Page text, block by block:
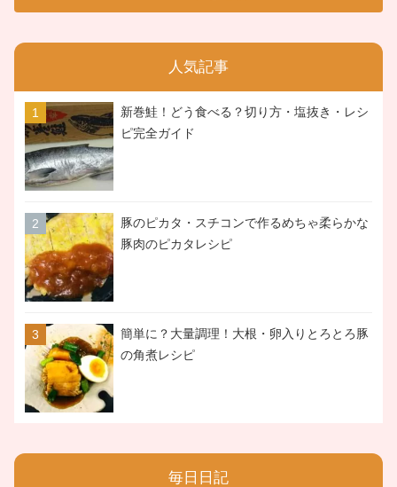
人気記事
新巻鮭！どう食べる？切り方・塩抜き・レシ
ピ完全ガイド
豚のピカタ・スチコンで作るめちゃ柔らかな
豚肉のピカタレシピ
簡単に？大量調理！大根・卵入りとろとろ豚
の角煮レシピ
毎日日記